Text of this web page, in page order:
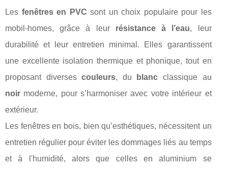
Les fenêtres en PVC sont un choix populaire pour les
mobil-homes, grâce à leur résistance à l’eau, leur
durabilité et leur entretien minimal. Elles garantissent
une excellente isolation thermique et phonique, tout en
proposant diversescouleurs, du blanc classique au
noir moderne, pour s’harmoniser avec votre intérieur et
extérieur.
Les fenêtres en bois, bien qu’esthétiques, nécessitent un
entretien régulier pour éviter les dommages liés au temps
et à l'humidité, alors que celles en aluminium se